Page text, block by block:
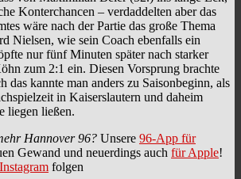
Konterchancen – verdaddelten aber das
wäre nach der Partie das große Thema
Nielsen, wie sein Coach ebenfalls ein
nur fünf Minuten später nach starker
zum 2:1 ein. Diesen Vorsprung brachte
das kannte man anders zu Saisonbeginn, als
in Kaiserslautern und daheim
liegen ließen.
Hannover 96? Unsere 96-App für
Gewand und neuerdings auch für Apple!
Instagram folgen